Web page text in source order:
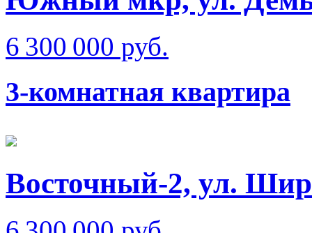
6 300 000 руб.
3-комнатная квартира
Восточный-2, ул.